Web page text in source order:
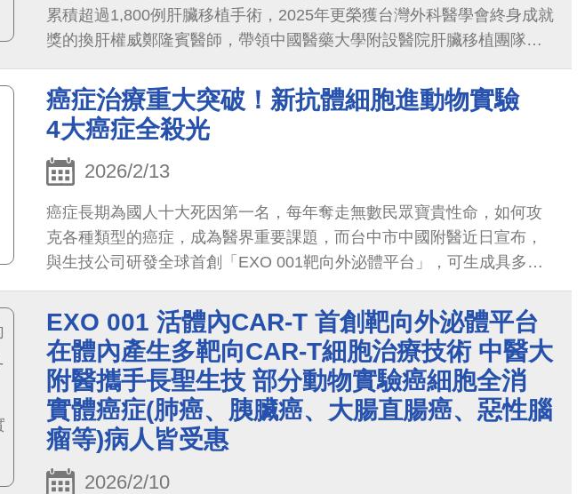
累積超過1,800例肝臟移植手術，2025年更榮獲台灣外科醫學會終身成就
獎的換肝權威鄭隆賓醫師，帶領中國醫藥大學附設醫院肝臟移植團隊成
變，這位外科權威心中的未來醫療是什麼？
癌症治療重大突破！新抗體細胞進動物實驗
4大癌症全殺光
2026/2/13
癌症長期為國人十大死因第一名，每年奪走無數民眾寶貴性命，如何攻
克各種類型的癌症，成為醫界重要課題，而台中市中國附醫近日宣布，
與生技公司研發全球首創「EXO 001靶向外泌體平台」，可生成具多靶
向辨識能力的奈米抗體CAR-T細胞，目前在多項實體癌動物實驗中展現
療效，甚至可完全清除癌細胞，包括肺癌、胰臟癌、大腸直腸癌、惡性
腦瘤，預計最快於明年初啟動臨床試驗，為癌症治療帶來全新策略。
EXO 001 活體內CAR-T 首創靶向外泌體平台
在體內產生多靶向CAR-T細胞治療技術 中醫大
附醫攜手長聖生技 部分動物實驗癌細胞全消
實體癌症(肺癌、胰臟癌、大腸直腸癌、惡性腦
瘤等)病人皆受惠
2026/2/10